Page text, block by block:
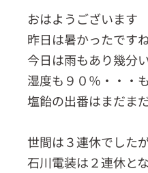
おはようございます
昨日は暑かったです
今日は雨もあり幾分
湿度も９０％・・・
塩飴の出番はまだま
世間は３連休でした
石川電装は２連休と